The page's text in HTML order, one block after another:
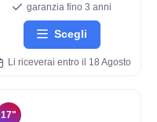
garanzia fino 3 anni
Scegli
Li riceverai entro il 18 Agosto
17"